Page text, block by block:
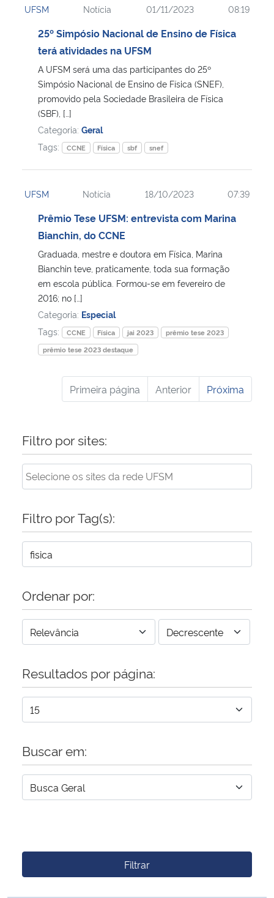
UFSM Notícia 01/11/2023 08:19
25º Simpósio Nacional de Ensino de Física
terá atividades na UFSM
A UFSM será uma das participantes do 25º
Simpósio Nacional de Ensino de Física (SNEF),
promovido pela Sociedade Brasileira de Física
(SBF), […]
Categoria: Geral
Tags:
CCNE Física sbf snef
UFSM Notícia 18/10/2023 07:39
Prêmio Tese UFSM: entrevista com Marina
Bianchin, do CCNE
Graduada, mestre e doutora em Física, Marina
Bianchin teve, praticamente, toda sua formação
em escola pública. Formou-se em fevereiro de
2016; no […]
Categoria: Especial
Tags:
CCNE Física jai 2023
prêmio tese 2023
prêmio tese 2023 destaque
Primeira página Anterior Próxima
Filtro por sites:
Filtro por Tag(s):
Ordenar por:
Resultados por página:
Buscar em:
Filtrar